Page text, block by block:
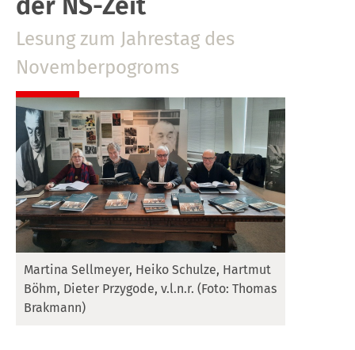
Lesung zum Jahrestag des
Novemberpogroms
Martina Sellmeyer, Heiko Schulze, Hartmut
Böhm, Dieter Przygode, v.l.n.r. (Foto: Thomas
Brakmann)